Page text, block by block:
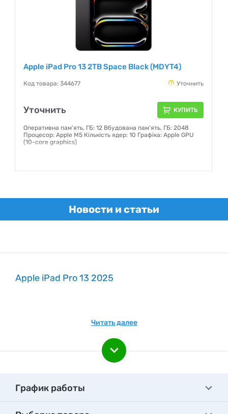
Apple iPad Pro 13 2TB Space Black (MDYT4)
Код товара: 344677 Уточнить
Уточнить КУПИТЬ
Оперативна пам'ять, ГБ: 12 Вбудована пам'ять, ГБ: 2048
Процесор: Apple M5 Кількість ядер: 10 Графіка: Apple GPU
(10-core graphics)
Новости и статьи
Apple iPad Pro 13 2025
Читать далее
График работы